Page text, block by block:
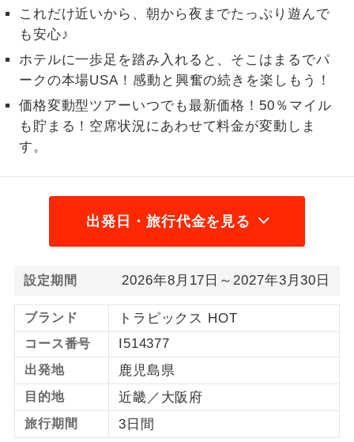
これだけ近いから、朝から夜までたっぷり遊んで
も安心♪
ホテルに一歩足を踏み入れると、そこはまるでパ
ークの本場USA！感動と興奮の続きを楽しもう！
価格変動型ツアーいつでも最新価格！50％マイル
も貯まる！空席状況にあわせて料金が変動しま
す。
出発日・旅行代金を見る
設定期間 2026年8月17日～2027年3月30日
ブランド トラピックス HOT
コース番号 I514377
出発地 鹿児島県
目的地 近畿／大阪府
旅行期間 3日間
す。
おひとり様参
加限定
スです。
1名様1室同代
金
1名様1室利用でも追加料金がかからない
コースです。
女性限定でご参加いただけるコースで
す。
航空会社指定
画にとても便利です。
ホテル指定
ご紹介するホテルを指定したコースで
す。
おひとり様バ
ス2席利用
おひとり様でバス席を2席利⽤できま
す。